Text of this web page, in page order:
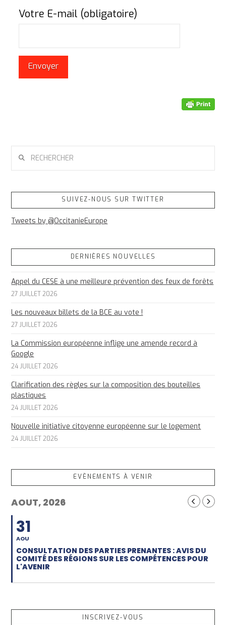
Votre E-mail (obligatoire)
SUIVEZ-NOUS SUR TWITTER
Tweets by @OccitanieEurope
DERNIÈRES NOUVELLES
Appel du CESE à une meilleure prévention des feux de forêts
27 JUILLET 2026
Les nouveaux billets de la BCE au vote !
27 JUILLET 2026
La Commission européenne inflige une amende record à
Google
24 JUILLET 2026
Clarification des règles sur la composition des bouteilles
plastiques
24 JUILLET 2026
Nouvelle initiative citoyenne européenne sur le logement
24 JUILLET 2026
EVÈNEMENTS À VENIR
AOUT, 2026
31
AOU
CONSULTATION DES PARTIES PRENANTES : AVIS DU
COMITÉ DES RÉGIONS SUR LES COMPÉTENCES POUR
L'AVENIR
INSCRIVEZ-VOUS